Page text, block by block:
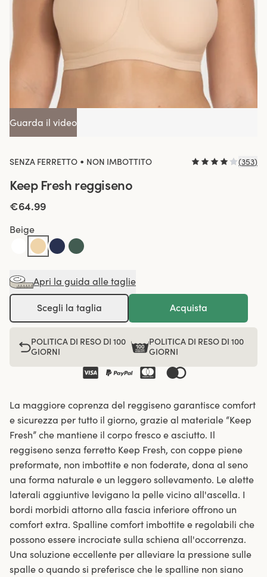
Guarda il video
SENZA FERRETTO • NON IMBOTTITO (353)
Keep Fresh reggiseno
€64.99
Beige
Apri la guida alle taglie
Scegli la taglia Acquista
POLITICA DI RESO DI 100
GIORNI
POLITICA DI RESO DI 100
GIORNI
La maggiore coprenza del reggiseno garantisce comfort
e sicurezza per tutto il giorno, grazie al materiale “Keep
Fresh” che mantiene il corpo fresco e asciutto. Il
reggiseno senza ferretto Keep Fresh, con coppe piene
preformate, non imbottite e non foderate, dona al seno
una forma naturale e un leggero sollevamento. Le alette
laterali aggiuntive levigano la pelle vicino all'ascella. I
bordi morbidi attorno alla fascia inferiore offrono un
comfort extra. Spalline comfort imbottite e regolabili che
possono essere incrociate sulla schiena all'occorrenza.
Una soluzione eccellente per alleviare la pressione sulle
spalle o quando si preferisce che le spalline non siano